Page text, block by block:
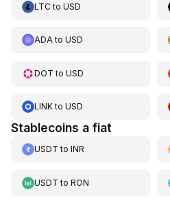
LTCto USD
ADAto USD
DOT to USD
LINKto USD
Stablecoins a fiat
USDT to INR
USDT to RON